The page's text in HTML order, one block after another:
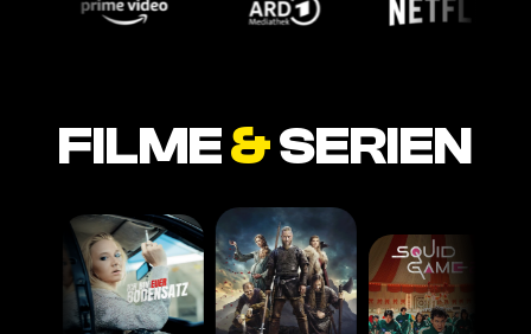
FILME&SERIEN